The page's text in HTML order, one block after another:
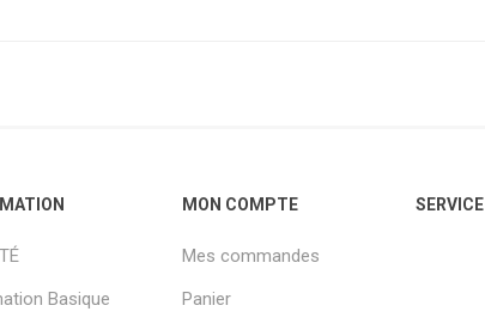
Basique
MON COMPTE
Mes commandes
Panier